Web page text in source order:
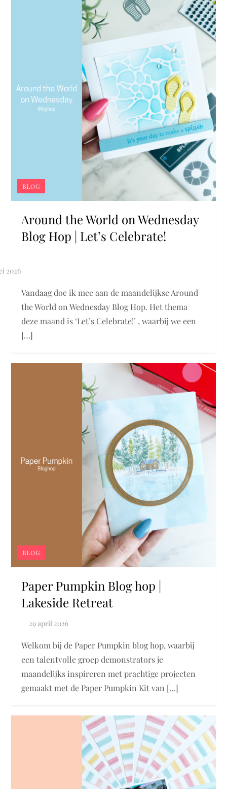
BLOG
Around the World on Wednesday
Blog Hop | Let’s Celebrate!
Vandaag doe ik mee aan de maandelijkse Around
the World on Wednesday Blog Hop. Het thema
deze maand is ‘Let’s Celebrate!’ , waarbij we een
[…]
BLOG
Paper Pumpkin Blog hop |
Lakeside Retreat
Welkom bij de Paper Pumpkin blog hop, waarbij
een talentvolle groep demonstrators je
maandelijks inspireren met prachtige projecten
gemaakt met de Paper Pumpkin Kit van […]